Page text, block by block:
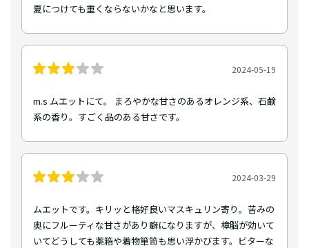
夏につけても重くならないかなと思います。
2024-05-19
m.s ムエットにて。 まろやかな甘さのあるオレンジ系、石鹸
系の香り。すごく品のある甘さです。
2024-03-29
ムエットです。キリッと格好良いマスキュリン寄り。苦みの
奥にフルーティな甘さがあり癖になりますが、樟脳が効いて
いてどうしても薬箱や着物箪笥も思い浮かびます。ビターな